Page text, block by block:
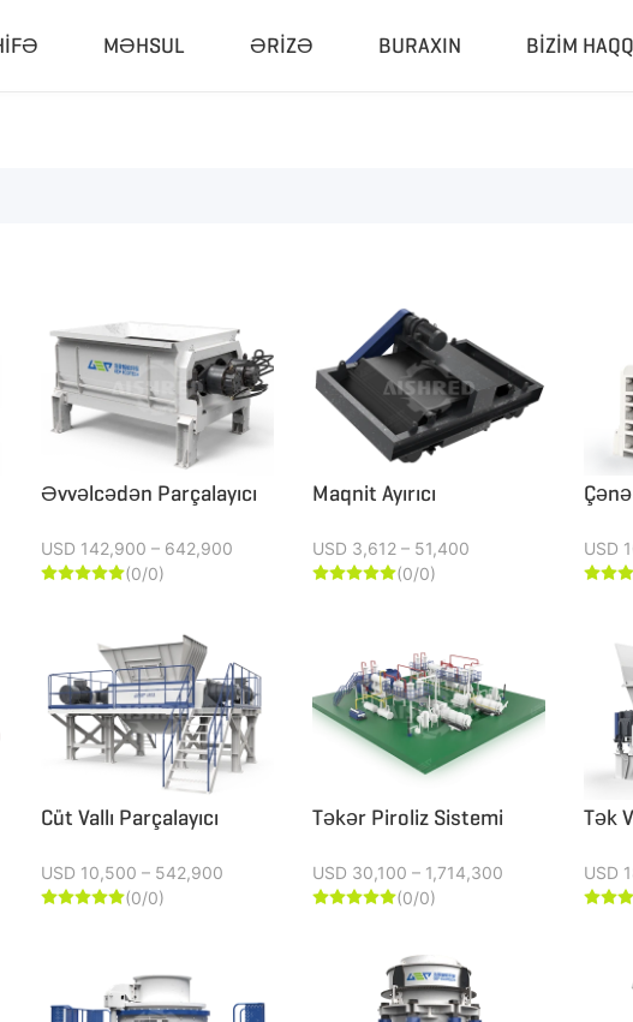
MƏHSUL
Biokütlə Pellet Maşın
Portativ Piroliz
ƏRIZƏ BURAXIN BIZIM
Əvvəlcədən Parçalayıcı
USD 142,900 – 642,900
(0/0)
Maqnit Ayırıcı
USD 3,612 – 51,400
(0/0)
Çənə
USD

Cüt Vallı Parçalayıcı
USD 10,500 – 542,900
(0/0)
Təkər Piroliz Sistemi
USD 30,100 – 1,714,300
(0/0)
Tək
USD
